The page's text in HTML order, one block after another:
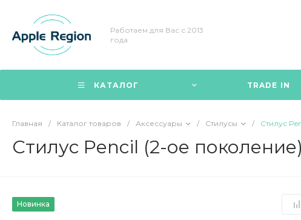
Работаем для Вас с 2013
года
КАТАЛОГ TRADE IN
Главная / Каталог товаров / Аксессуары / Стилусы / Стилус
Стилус Pencil (2-ое поколение)
Новинка